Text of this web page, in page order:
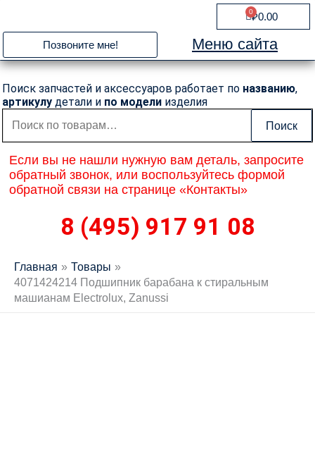
содержимому
₽0.00
0
Cart
Позвоните мне! Меню сайта
Поиск запчастей и аксессуаров работает по названию,
артикулу детали и по модели изделия
Искать:
Поиск
Если вы не нашли нужную вам деталь, запросите
обратный звонок, или воспользуйтесь формой
обратной связи на странице «Контакты»
8 (495) 917 91 08
Главная
Товары
4071424214 Подшипник барабана к стиральным
машианам Electrolux, Zanussi